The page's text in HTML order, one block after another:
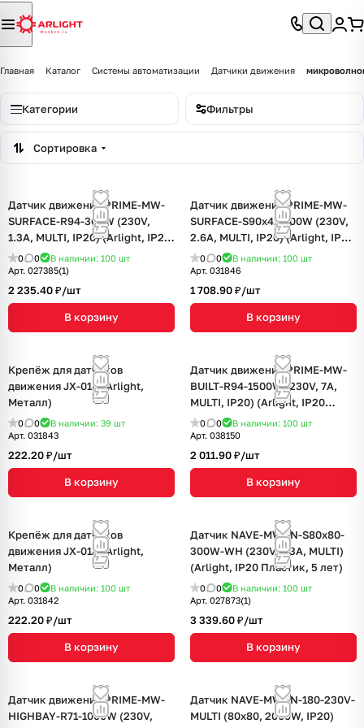
Главная Каталог Системы автоматизации Датчики движения
Категории Фильтры
Сортировка
Датчик движения PRIME-MW-
SURFACE-R94-300W (230V,
1.3A, MULTI, IP20) (Arlight, IP20
Пластик, 2 года)
0 0 В наличии: 100 шт
Арт. 027385(1)
2 235.40 ₽/шт
В корзину
Датчик движения PRIME-MW-
SURFACE-S90x41-300W (230V,
2.6A, MULTI, IP20) (Arlight, IP20
Пластик, 2 года)
0 0 В наличии: 100 шт
Арт. 031846
1 708.90 ₽/шт
В корзину
Крепёж для датчиков
движения JX-01B (Arlight,
Металл)
0 0 В наличии: 39 шт
Арт. 031843
222.20 ₽/шт
В корзину
Датчик движения PRIME-MW-
BUILT-R94-1500W (230V, 7A,
MULTI, IP20) (Arlight, IP20
Пластик, 2 года)
0 0 В наличии: 100 шт
Арт. 038150
2 011.90 ₽/шт
В корзину
Крепёж для датчиков
движения JX-01A (Arlight,
Металл)
0 0 В наличии: 100 шт
Арт. 031842
222.20 ₽/шт
В корзину
Датчик NAVE-MW-IN-S80x80-
300W-WH (230V, 1.3A, MULTI)
(Arlight, IP20 Пластик, 5 лет)
0 0 В наличии: 100 шт
Арт. 027873(1)
3 339.60 ₽/шт
В корзину
Датчик движения PRIME-MW-
HIGHBAY-R71-1000W (230V,
Датчик NAVE-MW-IN-180-230V-
MULTI (80x80, 2000W, IP20)